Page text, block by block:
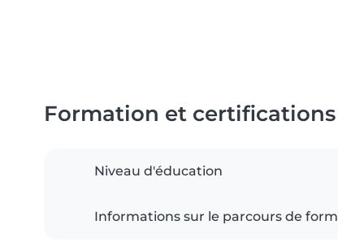
Formation et certifications
Niveau d'éducation
Informations sur le parcours de